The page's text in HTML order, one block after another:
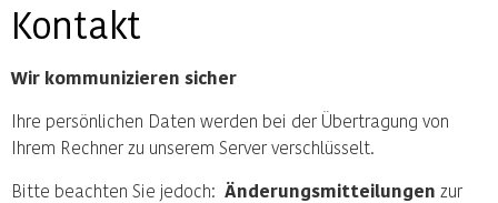
Kontakt
Wir kommunizieren sicher
Ihre persönlichen Daten werden bei der Übertragung von
Ihrem Rechner zu unserem Server verschlüsselt.
Bitte beachten Sie jedoch: Änderungsmitteilungen zur